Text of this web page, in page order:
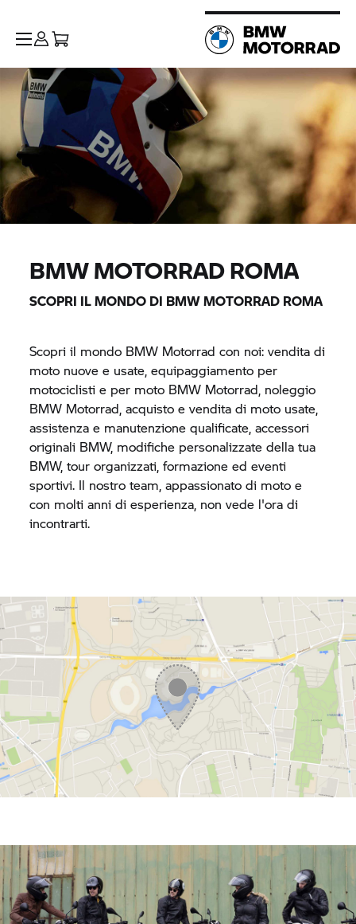
BMW MOTORRADROMA
SCOPRI IL MONDO DI BMW MOTORRAD ROMA
Scopri il mondo BMW Motorrad con noi: vendita di
moto nuove e usate, equipaggiamento per
motociclisti e per moto BMW Motorrad, noleggio
BMW Motorrad, acquisto e vendita di moto usate,
assistenza e manutenzione qualificate, accessori
originali BMW, modifiche personalizzate della tua
BMW, tour organizzati, formazione ed eventi
sportivi. Il nostro team, appassionato di moto e
con molti anni di esperienza, non vede l'ora di
incontrarti.